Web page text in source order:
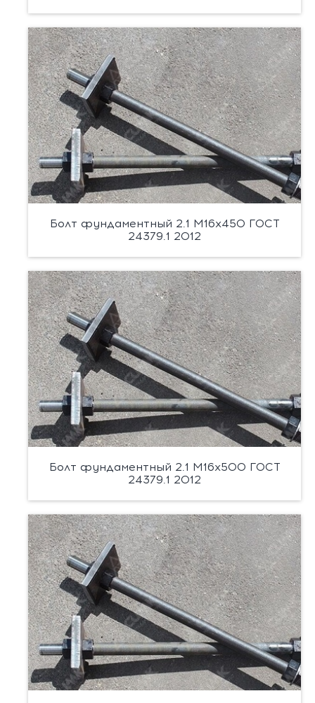
Болт фундаментный 2.1 М16х450 ГОСТ
24379.1 2012
Болт фундаментный 2.1 М16х500 ГОСТ
24379.1 2012